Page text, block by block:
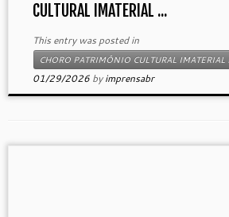
CULTURAL IMATERIAL ...
This entry was posted in
CHORO PATRIMÔNIO CULTURAL IMATERIAL
01/29/2026 byimprensabr